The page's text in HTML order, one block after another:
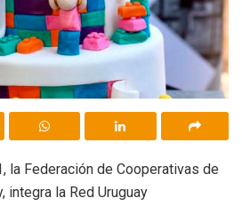
la Federación de Cooperativas de
integra la Red Uruguay